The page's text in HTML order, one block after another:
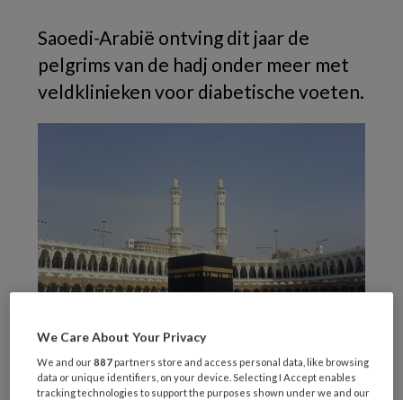
Saoedi-Arabië ontving dit jaar de
pelgrims van de hadj onder meer met
veldklinieken voor diabetische voeten.
Tawaf om de Kaaba (Foto: Muhammad Mahdi Karim; Creative Commons)
We Care About Your Privacy
We and our887 partners store and access personal data, like browsing
data or unique identifiers, on your device. Selecting I Accept enables
tracking technologies to support the purposes shown under we and our